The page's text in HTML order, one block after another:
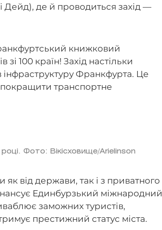
де й проводиться захід —
книжковий
зі 100 країн! Захід настільки
інфраструктуру Франкфурта. Це
транспортне
Фото: Вікісховище/Arielinson
від держави, так і з приватного
Единбурзький міжнародний
заможних туристів,
престижний статус міста.